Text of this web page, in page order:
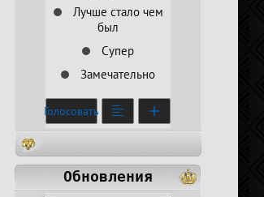
Лучше стало чем
был
Супер
Замечательно
Голосовать
Обновления